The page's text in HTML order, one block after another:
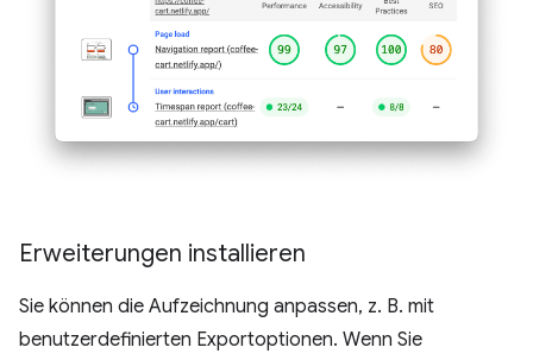
Erweiterungen installieren
Sie können die Aufzeichnung anpassen, z. B. mit
benutzerdefinierten Exportoptionen. Wenn Sie